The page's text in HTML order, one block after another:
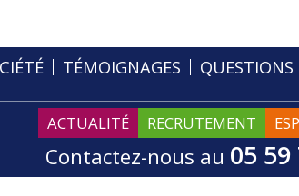
TÉMOIGNAGES QUESTIONS
RECRUTEMENT
ACTUALITÉ
Contactez-nous au 05 59